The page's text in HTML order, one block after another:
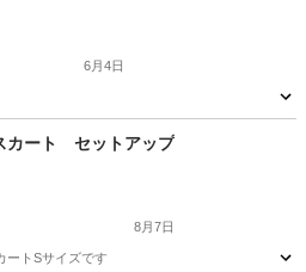
6月4日
紙袋
カート セットアップ
8月7日
ートSサイズです